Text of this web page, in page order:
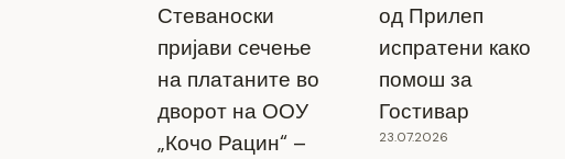
Стеваноски
пријави сечење
на платаните во
дворот на ООУ
„Кочо Рацин“ –
од Прилеп
испратени како
помош за
Гостивар
23.07.2026